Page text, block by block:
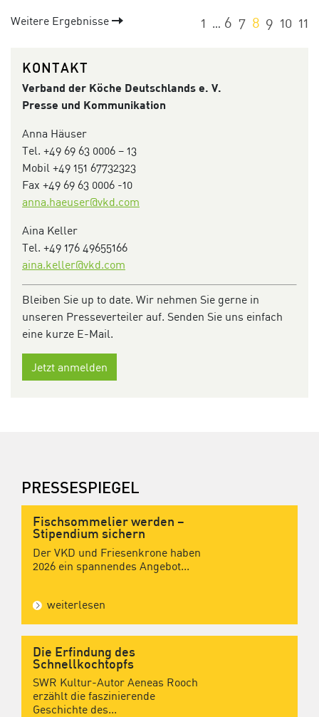
Weitere Ergebnisse 1 … 6 7 8 9 10 11
KONTAKT
Verband der Köche Deutschlands e. V.
Presse und Kommunikation
Anna Häuser
Tel. +49 69 63 0006 – 13
Mobil +49 151 67732323
Fax +49 69 63 0006 -10
anna.haeuser@vkd.com
Aina Keller
Tel. +49 176 49655166
aina.keller@vkd.com
Bleiben Sie up to date. Wir nehmen Sie gerne in
unseren Presseverteiler auf. Senden Sie uns einfach
eine kurze E-Mail.
Jetzt anmelden
PRESSESPIEGEL
Fischsommelier werden –
Stipendium sichern
Der VKD und Friesenkrone haben
2026 ein spannendes Angebot...
weiterlesen
Die Erfindung des
Schnellkochtopfs
SWR Kultur-Autor Aeneas Rooch
erzählt die faszinierende
Geschichte des...